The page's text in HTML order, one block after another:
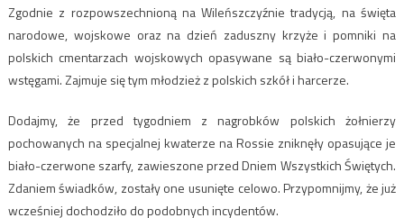
Zgodnie z rozpowszechnioną na Wileńszczyźnie tradycją, na święta
narodowe, wojskowe oraz na dzień zaduszny krzyże i pomniki na
polskich cmentarzach wojskowych opasywane są biało-czerwonymi
wstęgami. Zajmuje się tym młodzież z polskich szkół i harcerze.
Dodajmy, że przed tygodniem z nagrobków polskich żołnierzy
pochowanych na specjalnej kwaterze na Rossie zniknęły opasujące je
biało-czerwone szarfy, zawieszone przed Dniem Wszystkich Świętych.
Zdaniem świadków, zostały one usunięte celowo. Przypomnijmy, że już
wcześniej dochodziło do podobnych incydentów.